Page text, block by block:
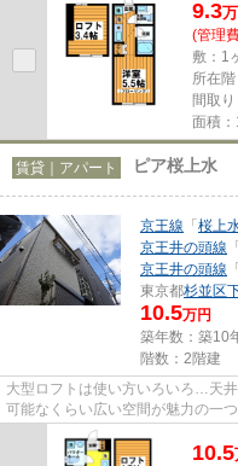
9.3万
(管理
敷：1
所在
間取
面積
賃貸｜アパート ピア桜上水
京王線 「桜上
京王井の頭線
京王井の頭線
東京都杉並区
10.5万円
築年数：築10
階数：2階建
大型ロフトは使い方いろいろ…天
可能なくらい広い空間が魅力の一
と…窓を開ければ心地よい風が通
10.5